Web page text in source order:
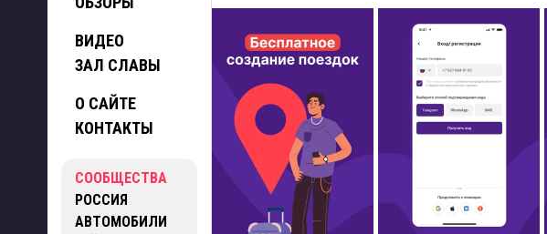
ВИДЕО
ЗАЛ СЛАВЫ
О САЙТЕ
КОНТАКТЫ
СООБЩЕСТВА
РОССИЯ
АВТОМОБИЛИ